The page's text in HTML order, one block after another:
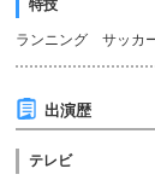
特技
ランニング サッ
出演歴
テレビ